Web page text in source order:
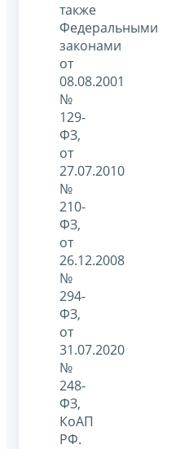
также
Федеральными
законами
от
08.08.2001
№
129-
ФЗ,
от
27.07.2010
№
210-
ФЗ,
от
26.12.2008
№
294-
ФЗ,
от
31.07.2020
№
248-
ФЗ,
КоАП
РФ.